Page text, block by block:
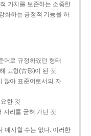
가치를 보존하는 소중한
화하는 긍정적 기능을 하
어로 규정하였던 형태
고형(古形)이 된 것
않아 표준어로서의 자
한 것
자리를 굳혀 가던 것
예시할 수는 없다. 이러한